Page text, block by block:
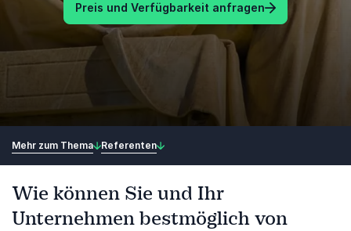
Preis und Verfügbarkeit anfragen
Mehr zum Thema Referenten
Wie können Sie und Ihr
Unternehmen bestmöglich von